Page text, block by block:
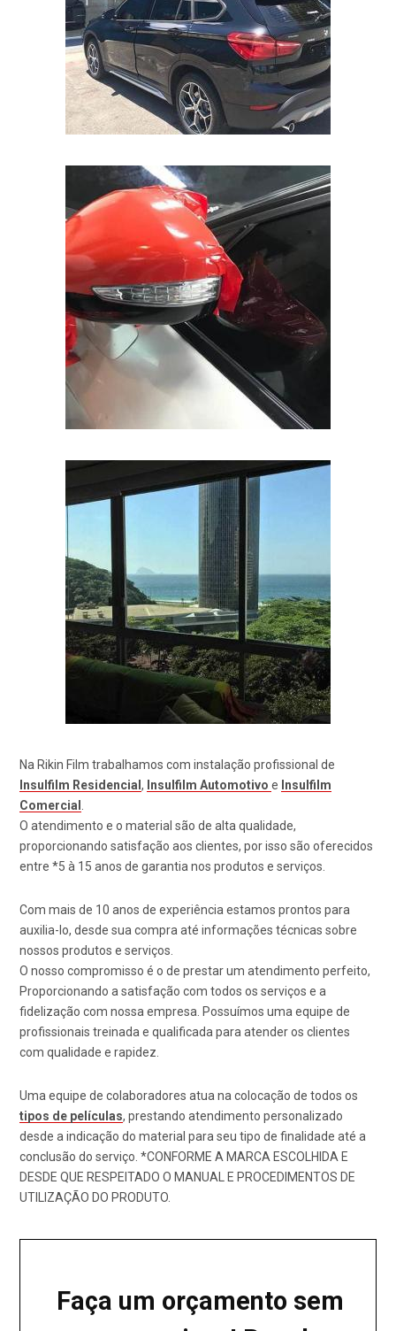
Na Rikin Film trabalhamos com instalação profissional de
Insulfilm Residencial , Insulfilm Automotivo e Insulfilm
Comercial
O atendimento e o material são de alta qualidade,
proporcionando satisfação aos clientes, por isso são oferecidos
entre *5 à 15 anos de garantia nos produtos e serviços.
Com mais de 10 anos de experiência estamos prontos para
auxilia-lo, desde sua compra até informações técnicas sobre
nossos produtos e serviços.
O nosso compromisso é o de prestar um atendimento perfeito,
Proporcionando a satisfação com todos os serviços e a
fidelização com nossa empresa. Possuímos uma equipe de
profissionais treinada e qualificada para atender os clientes
com qualidade e rapidez.
Uma equipe de colaboradores atua na colocação de todos os
tipos de películas, prestando atendimento personalizado
desde a indicação do material para seu tipo de finalidade até a
conclusão do serviço. *CONFORME A MARCA ESCOLHIDA E
DESDE QUE RESPEITADO O MANUAL E PROCEDIMENTOS DE
UTILIZAÇÃO DO PRODUTO.
Faça um orçamento sem